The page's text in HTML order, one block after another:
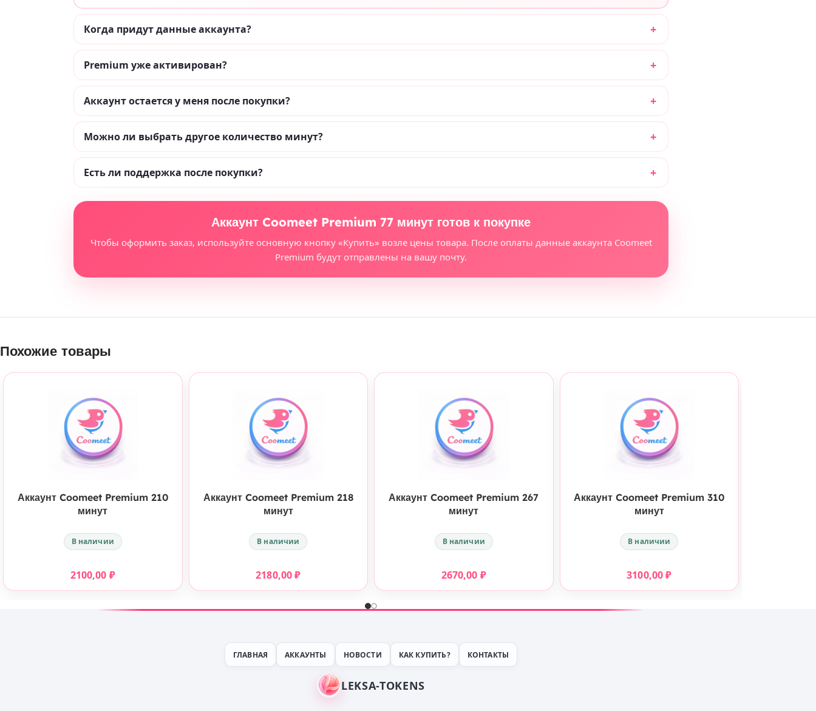
Когда придут данные аккаунта?
Premium уже активирован?
Аккаунт остается у меня после покупки?
Можно ли выбрать другое количество минут?
Есть ли поддержка после покупки?
Аккаунт Coomeet Premium 77 минут готов к покупке
Чтобы оформить заказ, используйте основную кнопку «Купить» возле цены товара. После оплаты данные аккаунта Coomeet
Premium будут отправлены на вашу почту.
Похожие товары
КУПИТЬ
Аккаунт Coomeet Premium 210
минут
В наличии
2100,00 ₽
КУПИТЬ
Аккаунт Coomeet Premium 218
минут
В наличии
2180,00₽
КУПИТЬ
Аккаунт Coomeet Premium 267
минут
В наличии
2670,00 ₽
КУПИТЬ
Аккаунт Coomeet Premium 310
минут
В наличии
3100,00₽
ГЛАВНАЯ АККАУНТЫ НОВОСТИ КАК КУПИТЬ? КОНТАКТЫ